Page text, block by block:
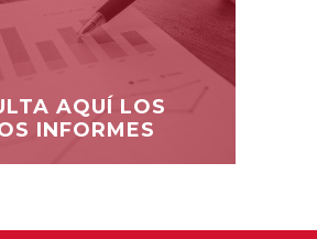
AQUÍ LOS
INFORMES